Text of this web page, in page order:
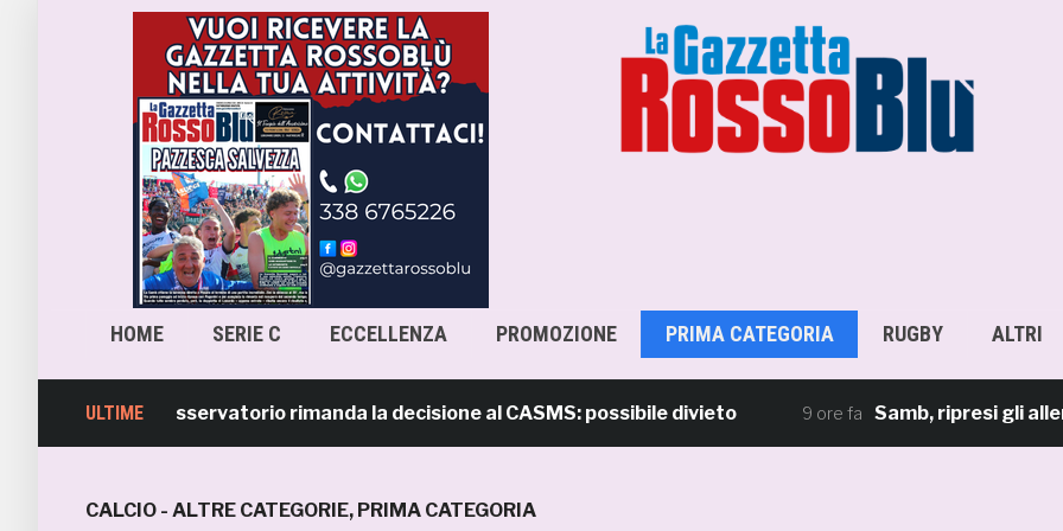
HOME SERIE C ECCELLENZA PROMOZIONE PRIMA CATEGORIA RUGBY ALTRI
ULTIME
Samb, l’Osservatorio rimanda la decisione al CASMS: possibile divieto Samb, ripresi gli
CALCIO - ALTRE CATEGORIE, PRIMA CATEGORIA